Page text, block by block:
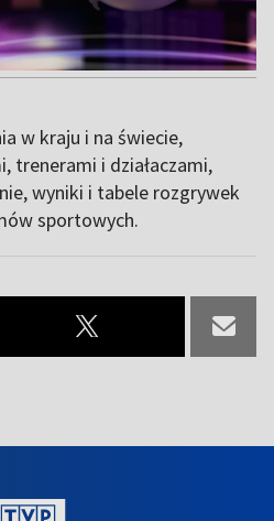
w kraju i na świecie,
trenerami i działaczami,
wyniki i tabele rozgrywek
sportowych.